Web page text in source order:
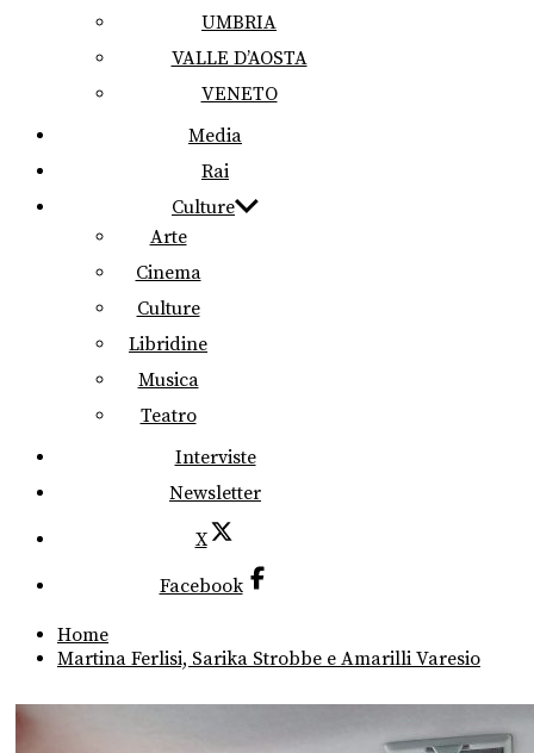
UMBRIA
VALLE D’AOSTA
VENETO
Media
Rai
Culture
Arte
Cinema
Culture
Libridine
Musica
Teatro
Interviste
Newsletter
X
Facebook
Home
Martina Ferlisi, Sarika Strobbe e Amarilli Varesio